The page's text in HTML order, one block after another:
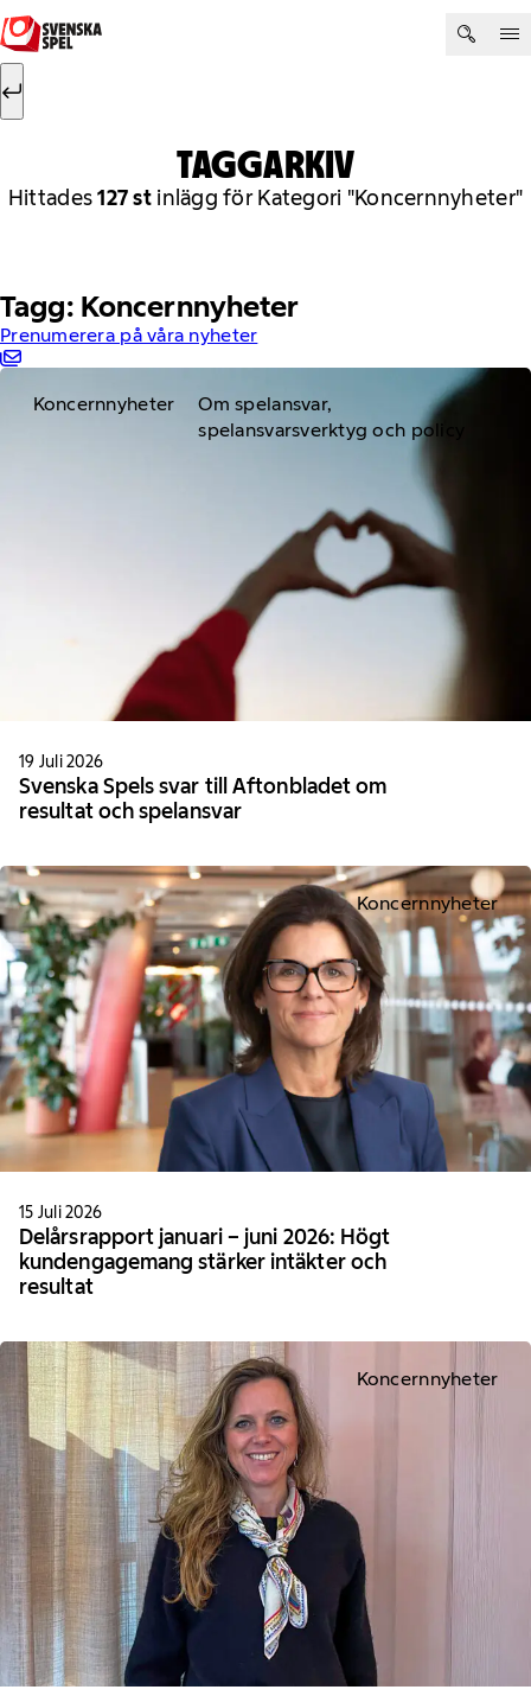
Hoppa till innehåll
Sök efter:
TAGGARKIV
Hittades127 st inlägg för Kategori "Koncernnyheter"
Tagg: Koncernnyheter
Prenumerera på våra nyheter
Koncernnyheter
Om spelansvar,
spelansvarsverktyg och policy
19 Juli 2026
Svenska Spels svar till Aftonbladet om
resultat och spelansvar
Koncernnyheter
15 Juli 2026
Delårsrapport januari – juni 2026: Högt
kundengagemang stärker intäkter och
resultat
Koncernnyheter